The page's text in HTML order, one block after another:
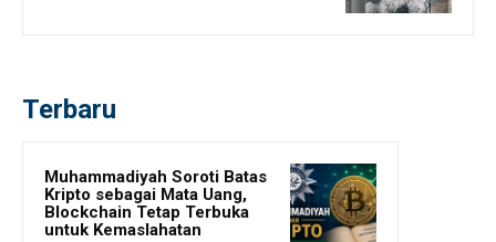
Terbaru
Muhammadiyah Soroti Batas
Kripto sebagai Mata Uang,
Blockchain Tetap Terbuka
untuk Kemaslahatan